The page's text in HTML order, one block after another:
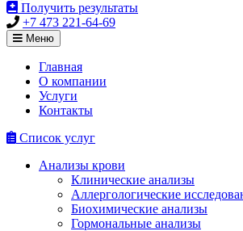
Получить результаты
+7 473 221-64-69
Меню
Главная
О компании
Услуги
Контакты
Список услуг
Анализы крови
Клинические анализы
Аллергологические
Биохимические анализы
Гормональные анализы